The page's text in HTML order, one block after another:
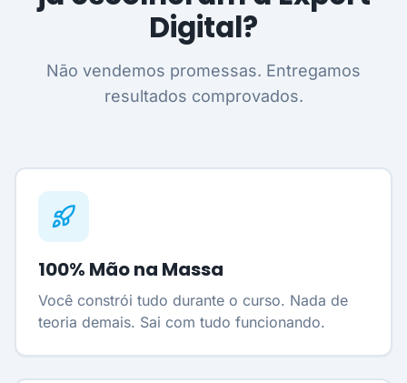
Digital?
Não vendemos promessas. Entregamos
resultados comprovados.
100% Mão na Massa
Você constrói tudo durante o curso. Nada de
teoria demais. Sai com tudo funcionando.